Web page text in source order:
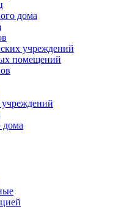
дома
учреждений
помещений
дома